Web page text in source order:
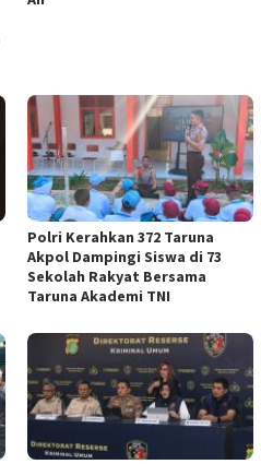
Polri Kerahkan 372 Taruna
Akpol Dampingi Siswa di 73
Sekolah Rakyat Bersama
Taruna Akademi TNI